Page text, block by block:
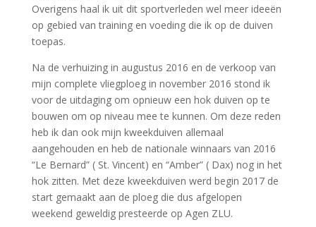
Overigens haal ik uit dit sportverleden wel meer ideeën
op gebied van training en voeding die ik op de duiven
toepas.
Na de verhuizing in augustus 2016 en de verkoop van
mijn complete vliegploeg in november 2016 stond ik
voor de uitdaging om opnieuw een hok duiven op te
bouwen om op niveau mee te kunnen. Om deze reden
heb ik dan ook mijn kweekduiven allemaal
aangehouden en heb de nationale winnaars van 2016
“Le Bernard” ( St. Vincent) en “Amber” ( Dax) nog in het
hok zitten. Met deze kweekduiven werd begin 2017 de
start gemaakt aan de ploeg die dus afgelopen
weekend geweldig presteerde op Agen ZLU.